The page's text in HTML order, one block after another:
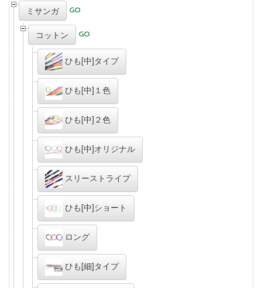
ミサンガ
コットン
ひも[中]タイプ
ひも[中]１色
ひも[中]２色
ひも[中]オリジナル
スリーストライプ
ひも[中]ショート
ロング
ひも[細]タイプ